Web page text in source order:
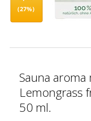
(27%)
Sauna
Lemongrass
50 ml.